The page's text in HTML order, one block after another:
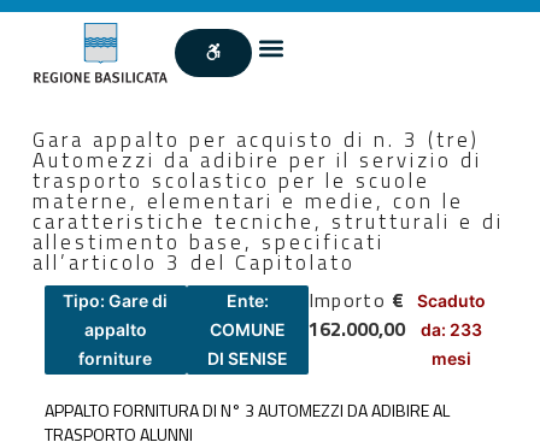
Gara appalto per acquisto di n. 3 (tre)
Automezzi da adibire per il servizio di
trasporto scolastico per le scuole
materne, elementari e medie, con le
caratteristiche tecniche, strutturali e di
allestimento base, specificati
all’articolo 3 del Capitolato
Tipo: Gare di
appalto
forniture
Ente:
COMUNE
DI SENISE
Importo €
162.000,00
Scaduto
da: 233
mesi
APPALTO FORNITURA DI N° 3 AUTOMEZZI DA ADIBIRE AL
TRASPORTO ALUNNI